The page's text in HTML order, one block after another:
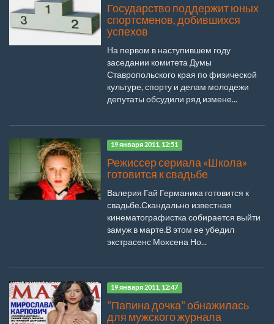
Государство поддержит юных
спортсменов, добившихся
успехов
На первом в наступившем году
заседании комитета Думы
Ставропольского края по физической
культуре, спорту и делам молодежи
депутаты обсудили ряд измене...
19 января 2011, 12:51
Режиссер сериала «Школа»
готовится к свадьбе
Валерия Гай Германика готовится к
свадьбе.Скандально известная
кинематографистка собирается выйти
замуж в марте.В этом ее убедил
экстрасенс Мохсена Но...
19 января 2011, 12:47
"Папина дочка" обнажилась
для мужского журнала